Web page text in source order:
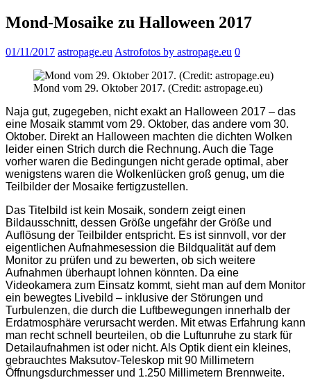
Mond-Mosaike zu Halloween 2017
01/11/2017 astropage.eu Astrofotos by astropage.eu 0
Mond vom 29. Oktober 2017. (Credit: astropage.eu)
Naja gut, zugegeben, nicht exakt an Halloween 2017 – das
eine Mosaik stammt vom 29. Oktober, das andere vom 30.
Oktober. Direkt an Halloween machten die dichten Wolken
leider einen Strich durch die Rechnung. Auch die Tage
vorher waren die Bedingungen nicht gerade optimal, aber
wenigstens waren die Wolkenlücken groß genug, um die
Teilbilder der Mosaike fertigzustellen.
Das Titelbild ist kein Mosaik, sondern zeigt einen
Bildausschnitt, dessen Größe ungefähr der Größe und
Auflösung der Teilbilder entspricht. Es ist sinnvoll, vor der
eigentlichen Aufnahmesession die Bildqualität auf dem
Monitor zu prüfen und zu bewerten, ob sich weitere
Aufnahmen überhaupt lohnen könnten. Da eine
Videokamera zum Einsatz kommt, sieht man auf dem Monitor
ein bewegtes Livebild – inklusive der Störungen und
Turbulenzen, die durch die Luftbewegungen innerhalb der
Erdatmosphäre verursacht werden. Mit etwas Erfahrung kann
man recht schnell beurteilen, ob die Luftunruhe zu stark für
Detailaufnahmen ist oder nicht. Als Optik dient ein kleines,
gebrauchtes Maksutov-Teleskop mit 90 Millimetern
Öffnungsdurchmesser und 1.250 Millimetern Brennweite.